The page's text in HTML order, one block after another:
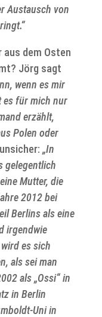
Austausch von
aus dem Osten
Jörg sagt
wenn es mir
es für mich nur
erzählt,
Polen oder
„In
gelegentlich
Mutter, die
2012 bei
Berlins als eine
irgendwie
es sich
als sei man
als „Ossi“ in
in Berlin
Uni in